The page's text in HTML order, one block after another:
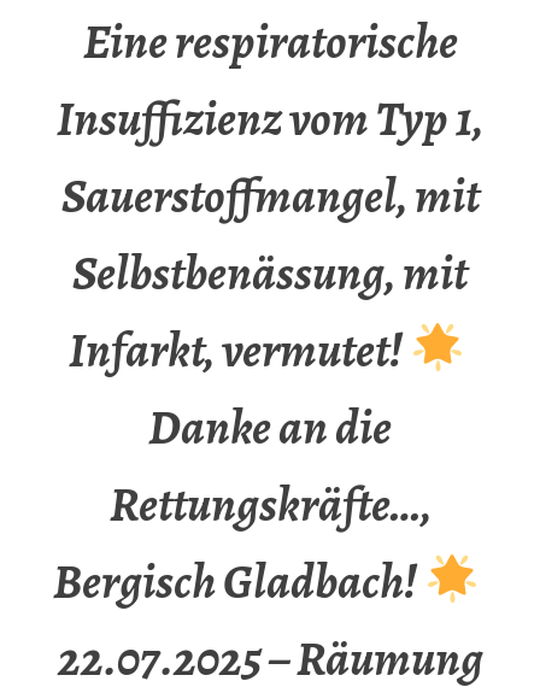
Eine respiratorische
Insuffizienz vom Typ 1,
Sauerstoffmangel, mit
Selbstbenässung, mit
Infarkt, vermutet!
Danke an die
Rettungskräfte…,
Bergisch Gladbach!
22.07.2025 – Räumung